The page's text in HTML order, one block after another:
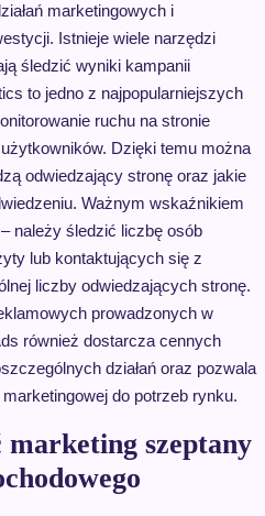
marketingowych i
Istnieje wiele narzędzi
śledzić wyniki kampanii
to jedno z najpopularniejszych
ruchu na stronie
Dzięki temu można
odwiedzający stronę oraz jakie
Ważnym wskaźnikiem
należy śledzić liczbę osób
lub kontaktujących się z
liczby odwiedzających stronę.
prowadzonych w
również dostarcza cennych
działań oraz pozwala
do potrzeb rynku.
szeptany